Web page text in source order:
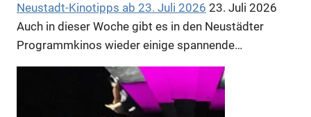
Neustadt-Kinotipps ab 23. Juli 2026 23. Juli 2026
Auch in dieser Woche gibt es in den Neustädter
Programmkinos wieder einige spannende…